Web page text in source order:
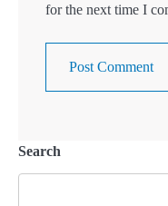
for the next time I
Search